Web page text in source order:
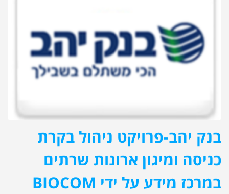
בנק יהב-פרויקט ניהול בקרת
כניסה ומיגון ארונות שרתים
במרכז מידע על ידי BIOCOM